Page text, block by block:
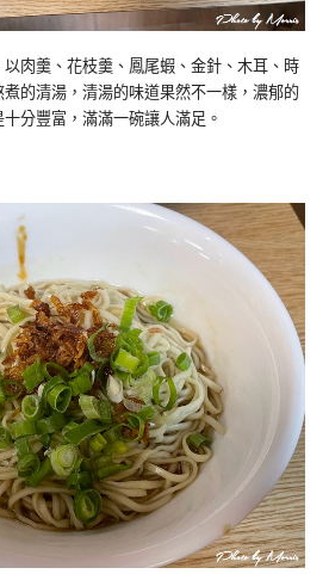
肉羹、花枝羹、鳳尾蝦、金針、木耳、時
的清湯，清湯的味道果然不一樣，濃郁的
分豐富，滿滿一碗讓人滿足。